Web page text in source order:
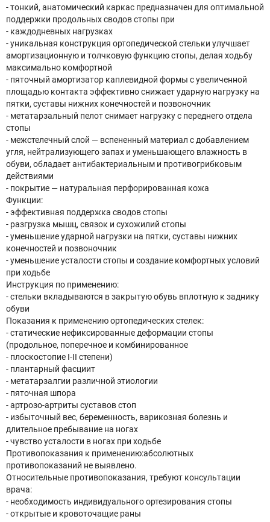
- тонкий, анатомический каркас предназначен для оптимальной
поддержки продольных сводов стопы при
- каждодневных нагрузках
- уникальная конструкция ортопедической стельки улучшает
амортизационную и толчковую функцию стопы, делая ходьбу
максимально комфортной
- пяточный амортизатор каплевидной формы с увеличенной
площадью контакта эффективно снижает ударную нагрузку на
пятки, суставы нижних конечностей и позвоночник
- метатарзальный пелот снимает нагрузку с переднего отдела
стопы
- межстелечный слой — вспененный материал с добавлением
угля, нейтрализующего запах и уменьшающего влажность в
обуви, обладает антибактериальным и противогрибковым
действиями
- покрытие — натуральная перфорированная кожа
Функции:
- эффективная поддержка сводов стопы
- разгрузка мышц, связок и сухожилий стопы
- уменьшение ударной нагрузки на пятки, суставы нижних
конечностей и позвоночник
- уменьшение усталости стопы и создание комфортных условий
при ходьбе
Инструкция по применению:
- стельки вкладываются в закрытую обувь вплотную к заднику
обуви
Показания к применению ортопедических стелек:
- статические нефиксированные деформации стопы
(продольное, поперечное и комбинированное
- плоскостопие I-II степени)
- плантарный фасциит
- метатарзалгии различной этиологии
- пяточная шпора
- артрозо-артриты суставов стоп
- избыточный вес, беременность, варикозная болезнь и
длительное пребывание на ногах
- чувство усталости в ногах при ходьбе
Противопоказания к применению:абсолютных
противопоказаний не выявлено.
Относительные противопоказания, требуют консультации
врача:
- необходимость индивидуального ортезирования стопы
- открытые и кровоточащие раны